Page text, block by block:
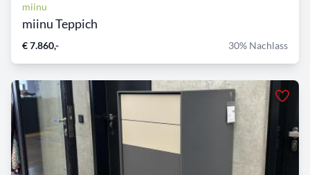
miinu
miinu Teppich
€ 7.860,- 30% Nachlass